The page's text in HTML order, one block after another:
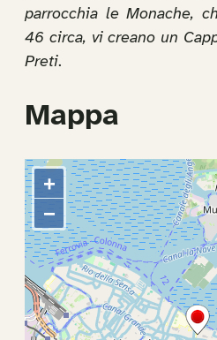
parrocchia le Monache,
46 circa, vi creano un
Preti.
Mappa